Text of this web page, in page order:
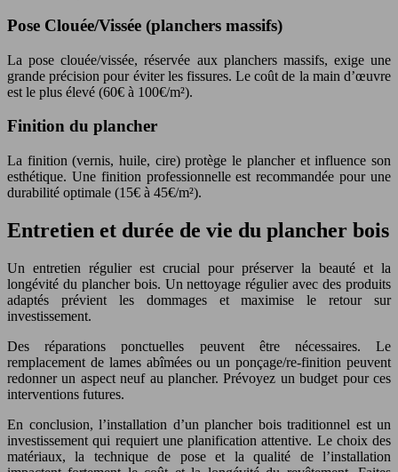
Pose Clouée/Vissée (planchers massifs)
La pose clouée/vissée, réservée aux planchers massifs, exige une
grande précision pour éviter les fissures. Le coût de la main d’œuvre
est le plus élevé (60€ à 100€/m²).
Finition du plancher
La finition (vernis, huile, cire) protège le plancher et influence son
esthétique. Une finition professionnelle est recommandée pour une
durabilité optimale (15€ à 45€/m²).
Entretien et durée de vie du plancher bois
Un entretien régulier est crucial pour préserver la beauté et la
longévité du plancher bois. Un nettoyage régulier avec des produits
adaptés prévient les dommages et maximise le retour sur
investissement.
Des réparations ponctuelles peuvent être nécessaires. Le
remplacement de lames abîmées ou un ponçage/re-finition peuvent
redonner un aspect neuf au plancher. Prévoyez un budget pour ces
interventions futures.
En conclusion, l’installation d’un plancher bois traditionnel est un
investissement qui requiert une planification attentive. Le choix des
matériaux, la technique de pose et la qualité de l’installation